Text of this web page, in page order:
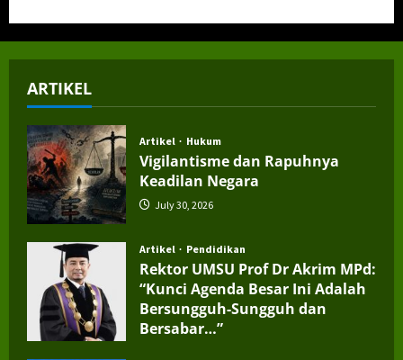
ARTIKEL
Artikel Hukum
Vigilantisme dan Rapuhnya
Keadilan Negara
July 30, 2026
Artikel Pendidikan
Rektor UMSU Prof Dr Akrim MPd:
“Kunci Agenda Besar Ini Adalah
Bersungguh-Sungguh dan
Bersabar…”